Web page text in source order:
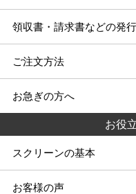
領収書・請求書などの発
ご注文方法
お急ぎの方へ
お役
スクリーンの基本
お客様の声